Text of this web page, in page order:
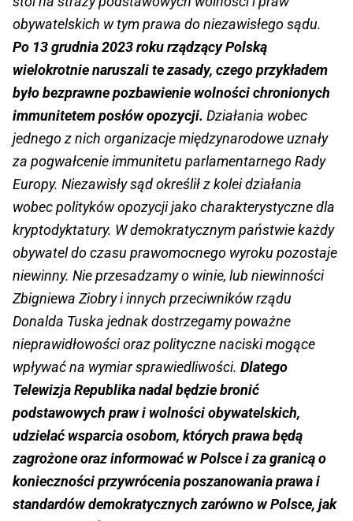
obywatelskich w tym prawa do niezawisłego sądu.
Po 13 grudnia 2023 roku rządzący Polską
wielokrotnie naruszali te zasady, czego przykładem
było bezprawne pozbawienie wolności chronionych
immunitetem posłów opozycji. Działania wobec
jednego z nich organizacje międzynarodowe uznały
za pogwałcenie immunitetu parlamentarnego Rady
Europy. Niezawisły sąd określił z kolei działania
wobec polityków opozycji jako charakterystyczne dla
kryptodyktatury. W demokratycznym państwie każdy
obywatel do czasu prawomocnego wyroku pozostaje
niewinny. Nie przesadzamy o winie, lub niewinności
Zbigniewa Ziobry i innych przeciwników rządu
Donalda Tuska jednak dostrzegamy poważne
nieprawidłowości oraz polityczne naciski mogące
wpływać na wymiar sprawiedliwości. Dlatego
Telewizja Republika nadal będzie bronić
podstawowych praw i wolności obywatelskich,
udzielać wsparcia osobom, których prawa będą
zagrożone oraz informować w Polsce i za granicą o
konieczności przywrócenia poszanowania prawa i
standardów demokratycznych zarówno w Polsce, jak